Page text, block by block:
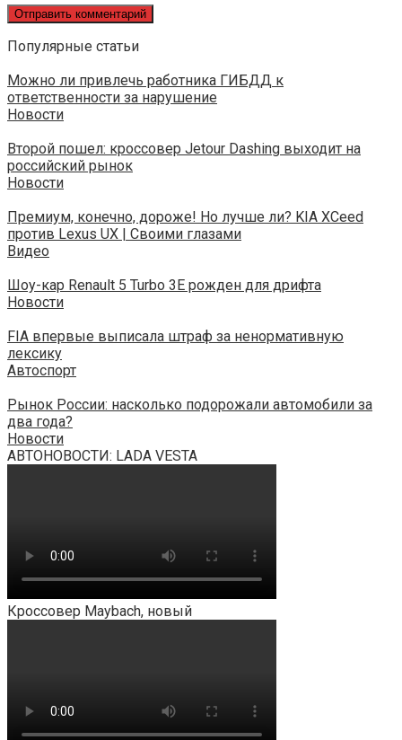
Популярные статьи
Можно ли привлечь работника ГИБДД к
ответственности за нарушение
Новости
Второй пошел: кроссовер Jetour Dashing выходит на
российский рынок
Новости
Премиум, конечно, дороже! Но лучше ли? KIA XCeed
против Lexus UX | Своими глазами
Видео
Шоу-кар Renault 5 Turbo 3E рожден для дрифта
Новости
FIA впервые выписала штраф за ненормативную
лексику
Автоспорт
Рынок России: насколько подорожали автомобили за
два года?
Новости
АВТОНОВОСТИ: LADA VESTA
Кроссовер Maybach, новый